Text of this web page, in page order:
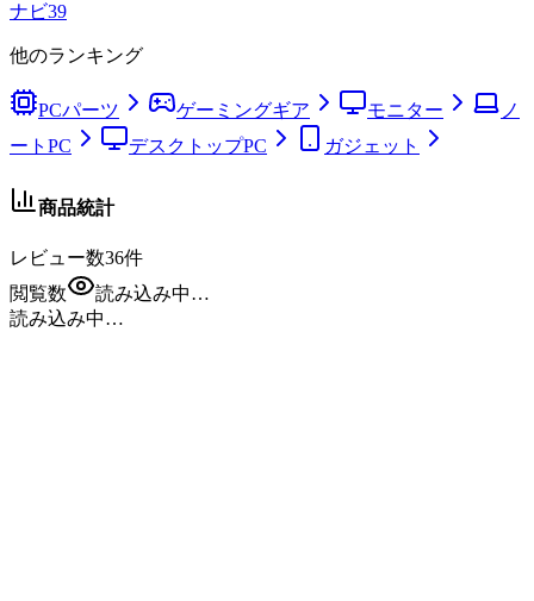
ナビ39
他のランキング
PCパーツ ゲーミングギア モニター
ノ
ートPC
デスクトップPC ガジェット
商品統計
レビュー数36件
閲覧数
読み込み中…
読み込み中…